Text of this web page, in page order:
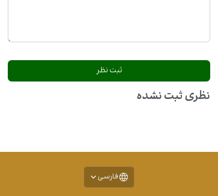
نظری ثبت نشده
فارسی